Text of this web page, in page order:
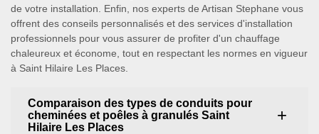
de votre installation. Enfin, nos experts de Artisan Stephane vous
offrent des conseils personnalisés et des services d'installation
professionnels pour vous assurer de profiter d'un chauffage
chaleureux et économe, tout en respectant les normes en vigueur
à Saint Hilaire Les Places.
Comparaison des types de conduits pour
cheminées et poêles à granulés Saint
Hilaire Les Places